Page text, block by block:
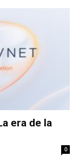
era de la
0